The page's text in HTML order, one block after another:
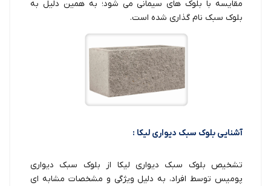
مقایسه با بلوک های سیمانی می شود؛ به همین دلیل به
بلوک سبک نام گذاری شده است.
آشنایی بلوک سبک دیواری لیکا :
تشخیص بلوک سبک دیواری لیکا از بلوک سبک دیواری
پومیس توسط افراد، به دلیل ویژگی و مشخصات مشابه ای